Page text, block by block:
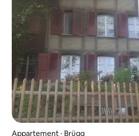
Appartement ⋅ Brügg